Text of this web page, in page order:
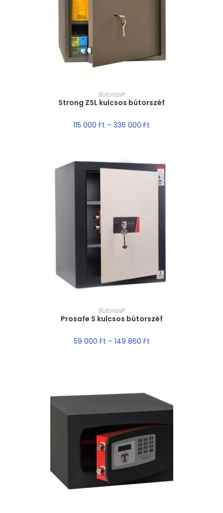
MÉRET VÁLASZTÁSA
Bútorszéf
Strong ZSL kulcsos bútorszéf
115 000 Ft – 336 000 Ft
MÉRET VÁLASZTÁSA
Bútorszéf
Prosafe S kulcsos bútorszéf
59 000 Ft – 149 860 Ft